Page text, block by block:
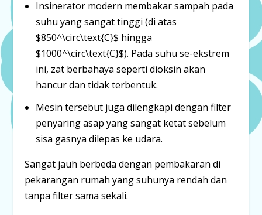
Insinerator modern membakar sampah pada
suhu yang sangat tinggi (di atas
$850^\circ\text{C}$ hingga
$1000^\circ\text{C}$). Pada suhu se-ekstrem
ini, zat berbahaya seperti dioksin akan
hancur dan tidak terbentuk.
Mesin tersebut juga dilengkapi dengan filter
penyaring asap yang sangat ketat sebelum
sisa gasnya dilepas ke udara.
Sangat jauh berbeda dengan pembakaran di
pekarangan rumah yang suhunya rendah dan
tanpa filter sama sekali.